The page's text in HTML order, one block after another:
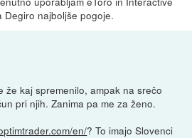
Degiro najboljše pogoje.
že kaj spremenilo, ampak na srečo
pri njih. Zanima pa me za ženo.
en/? To imajo Slovenci